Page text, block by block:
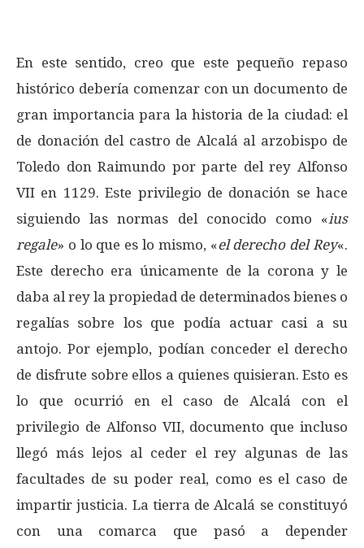
En este sentido, creo que este pequeño repaso
histórico debería comenzar con un documento de
gran importancia para la historia de la ciudad: el
de donación del castro de Alcalá al arzobispo de
Toledo don Raimundo por parte del rey Alfonso
VII en 1129. Este privilegio de donación se hace
siguiendo las normas del conocido como «ius
regale» o lo que es lo mismo, «el derecho del Rey«.
Este derecho era únicamente de la corona y le
daba al rey la propiedad de determinados bienes o
regalías sobre los que podía actuar casi a su
antojo. Por ejemplo, podían conceder el derecho
de disfrute sobre ellos a quienes quisieran. Esto es
lo que ocurrió en el caso de Alcalá con el
privilegio de Alfonso VII, documento que incluso
llegó más lejos al ceder el rey algunas de las
facultades de su poder real, como es el caso de
impartir justicia. La tierra de Alcalá se constituyó
con una comarca que pasó a depender